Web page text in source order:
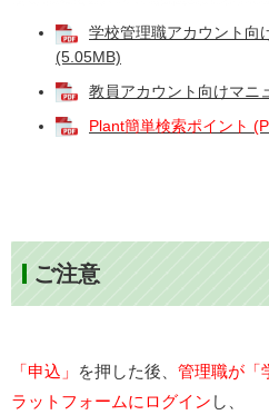
学校管理職アカウント向
(5.05MB)
教員アカウント向けマニ
Plant簡単検索ポイント
ご注意
「申込」 を押した後、 管理職が「
ラットフォームにログイン し、